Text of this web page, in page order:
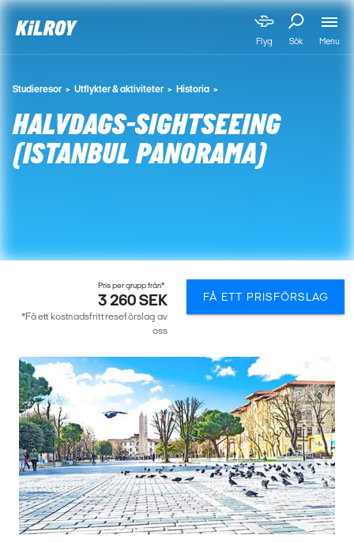
Flyg Sök Menu
Studieresor Utflykter & aktiviteter Historia
HALVDAGS-SIGHTSEEING
(ISTANBUL PANORAMA)
Pris per grupp från*
3 260 SEK
*Få ett kostnadsfritt reseförslag av
oss
FÅ ETT PRISFÖRSLAG